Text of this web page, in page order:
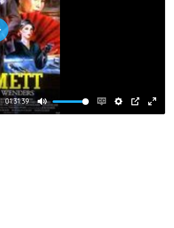
01:31:39
Mute
EnableSettings
PIP Enter